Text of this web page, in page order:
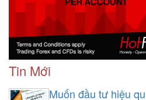
Tin Mới
Muốn đầu tư hiệu